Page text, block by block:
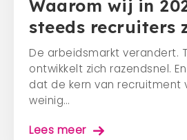
Waarom wij in
steeds recruiters
De arbeidsmarkt verandert.
ontwikkelt zich razendsnel.
dat de kern van recruitment
weinig…
Lees meer